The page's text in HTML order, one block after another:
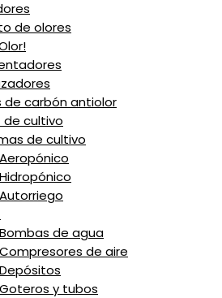
de olores
de carbón antiolor
de cultivo
de cultivo
Aeropónico
Hidropónico
Autorriego
Bombas de agua
Compresores de aire
Depósitos
Goteros y tubos